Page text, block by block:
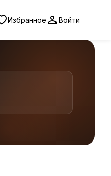
Избранное Войти